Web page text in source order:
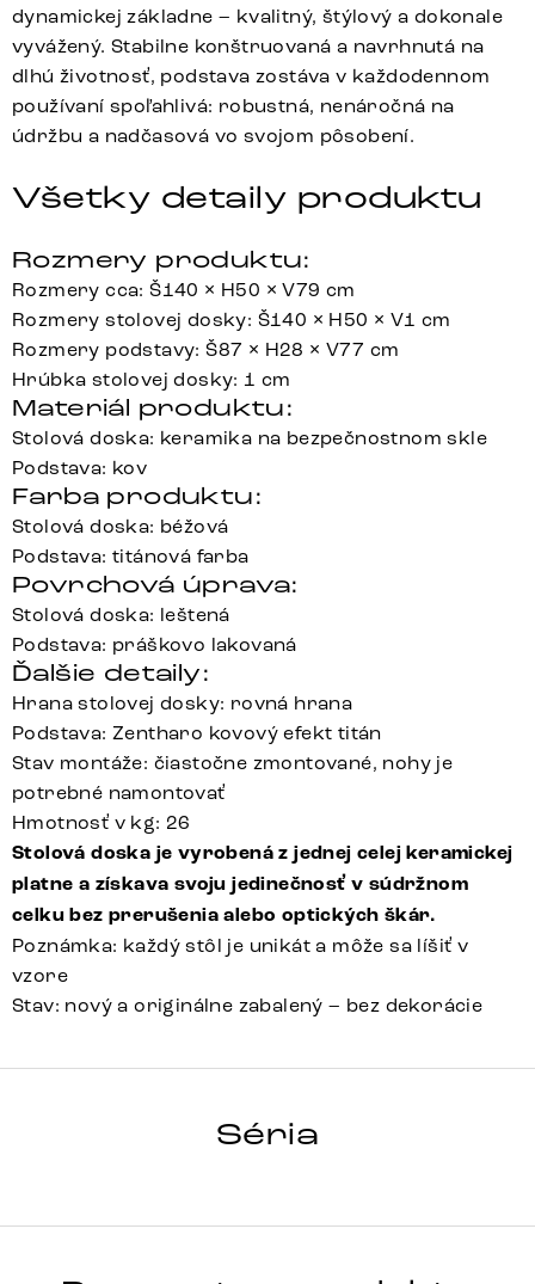
dynamickej základne – kvalitný, štýlový a dokonale
vyvážený. Stabilne konštruovaná a navrhnutá na
dlhú životnosť, podstava zostáva v každodennom
používaní spoľahlivá: robustná, nenáročná na
údržbu a nadčasová vo svojom pôsobení.
Všetky detaily produktu
Rozmery produktu:
Rozmery cca: Š140 × H50 × V79 cm
Rozmery stolovej dosky: Š140 × H50 × V1 cm
Rozmery podstavy: Š87 × H28 × V77 cm
Hrúbka stolovej dosky: 1 cm
Materiál produktu:
Stolová doska: keramika na bezpečnostnom skle
Podstava: kov
Farba produktu:
Stolová doska: béžová
Podstava: titánová farba
Povrchová úprava:
Stolová doska: leštená
Podstava: práškovo lakovaná
Ďalšie detaily:
Hrana stolovej dosky: rovná hrana
Podstava: Zentharo kovový efekt titán
Stav montáže: čiastočne zmontované, nohy je
potrebné namontovať
Hmotnosť v kg: 26
Stolová doska je vyrobená z jednej celej keramickej
platne a získava svoju jedinečnosť v súdržnom
celku bez prerušenia alebo optických škár.
Poznámka: každý stôl je unikát a môže sa líšiť v
vzore
Stav: nový a originálne zabalený – bez dekorácie
Séria